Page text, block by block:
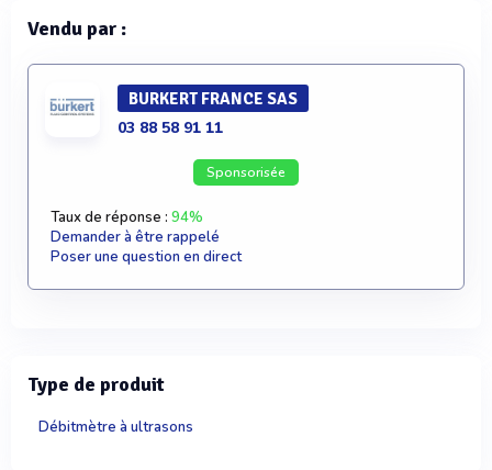
Vendu par :
BURKERT FRANCE SAS
03 88 58 91 11
Sponsorisée
Taux de réponse : 94%
Demander à être rappelé
Poser une question en direct
Type de produit
Débitmètre à ultrasons